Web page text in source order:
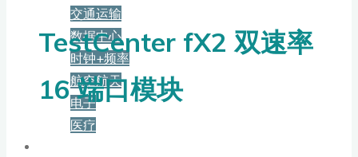
交通运输
数据中心
时钟+频率
航空航天
电子
医疗
TestCenter fX2 双速率
16 端口模块